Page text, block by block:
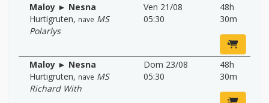
Maloy ► Nesna
Hurtigruten, nave MS
Polarlys
Ven 21/08
05:30
48h
30m
Maloy ► Nesna
Hurtigruten, nave MS
Richard With
Dom 23/08
05:30
48h
30m